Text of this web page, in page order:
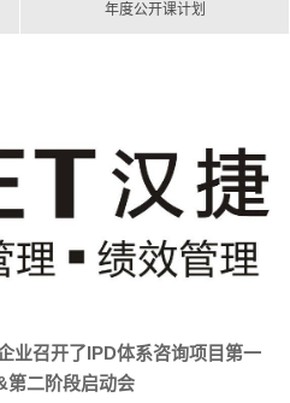
年度公开课计划
业召开了IPD体系咨询项目第一
第二阶段启动会